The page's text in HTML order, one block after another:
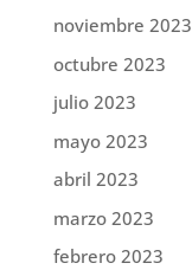
noviembre 2023
octubre 2023
julio 2023
mayo 2023
abril 2023
marzo 2023
febrero 2023